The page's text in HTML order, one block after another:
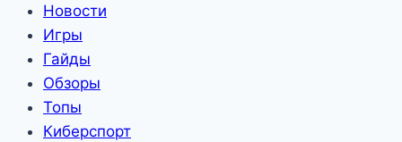
Новости
Игры
Гайды
Обзоры
Топы
Киберспорт